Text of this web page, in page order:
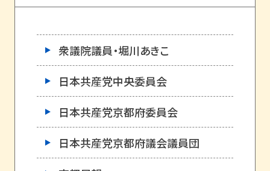
衆議院議員・堀川あきこ
日本共産党中央委員会
日本共産党京都府委員会
日本共産党京都府議会議員団